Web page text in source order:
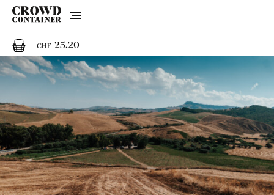
Menu
CHF 25.201 Artikel im Warenkorb